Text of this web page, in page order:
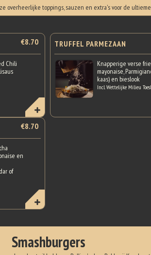
overheerlijke toppings, sauzen en extra's voor de
€8.70
Chili
TRUFFEL PARMEZAAN
Knapperige verse
mayonaise,
kaas) en bieslook
Incl. Wettelijke Milieu
€8.70
en
of
Smashburgers